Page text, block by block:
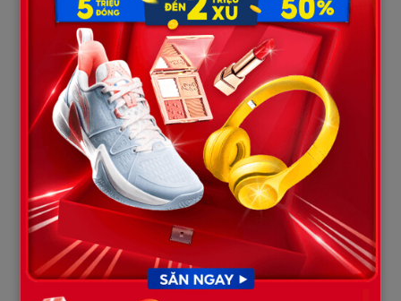
Tôi gọi thêm vài lần.
Cuối cùng mẹ chồng tôi bước ra.
Bà nhìn tôi với ánh mắt khó chịu.
“Cô quay lại làm gì?”
Tôi lúng túng giơ chiếc túi.
“Bố… nhờ con vứt cái này… nhưng con nghĩ…”
Bà chưa để tôi nói hết câu đã gắt:
“Ông ấy ra vườn sau rồi.”